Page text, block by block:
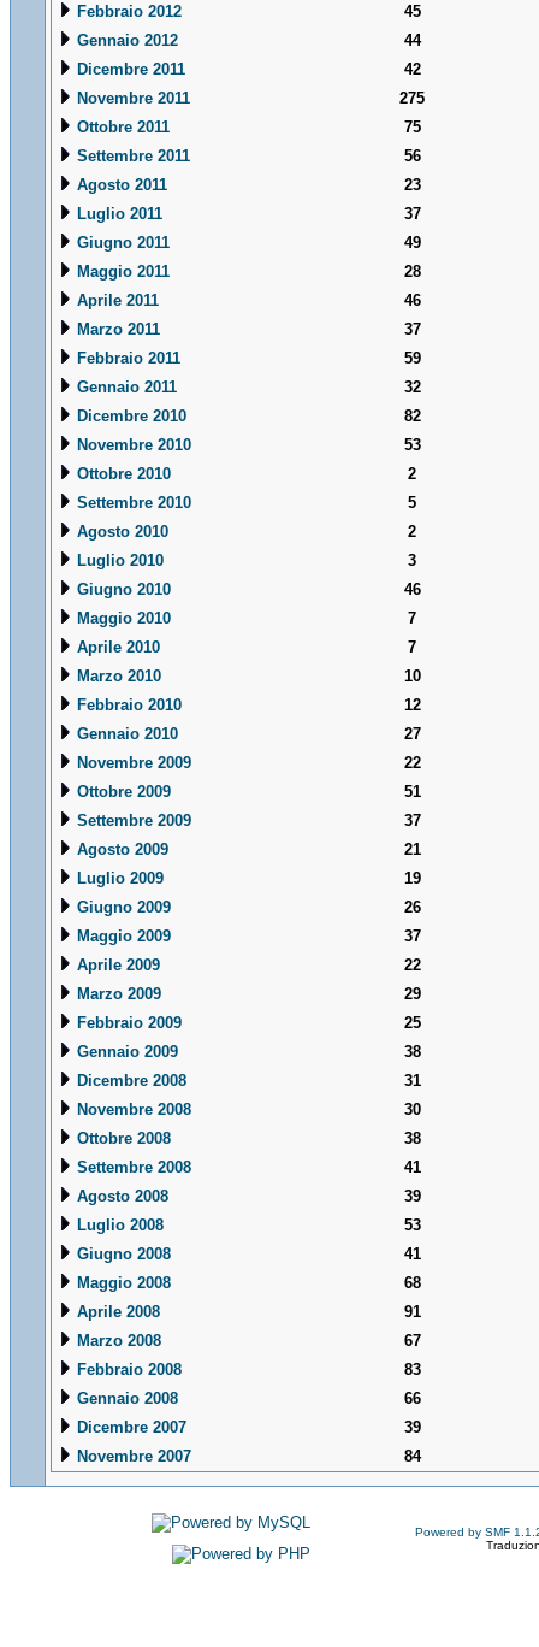
Febbraio 2012
45
Gennaio 2012
44
Dicembre 2011
42
Novembre 2011
275
Ottobre 2011
75
Settembre 2011
56
Agosto 2011
23
Luglio 2011
37
Giugno 2011
49
Maggio 2011
28
Aprile 2011
46
Marzo 2011
37
Febbraio 2011
59
Gennaio 2011
32
Dicembre 2010
82
Novembre 2010
53
Ottobre 2010
2
Settembre 2010
5
Agosto 2010
2
Luglio 2010
3
Giugno 2010
46
Maggio 2010
7
Aprile 2010
7
Marzo 2010
10
Febbraio 2010
12
Gennaio 2010
27
Novembre 2009
22
Ottobre 2009
51
Settembre 2009
37
Agosto 2009
21
Luglio 2009
19
Giugno 2009
26
Maggio 2009
37
Aprile 2009
22
Marzo 2009
29
Febbraio 2009
25
Gennaio 2009
38
Dicembre 2008
31
Novembre 2008
30
Ottobre 2008
38
Settembre 2008
41
Agosto 2008
39
Luglio 2008
53
Giugno 2008
41
Maggio 2008
68
Aprile 2008
91
Marzo 2008
67
Febbraio 2008
83
Gennaio 2008
66
Dicembre 2007
39
Novembre 2007
84
Powered by SMF